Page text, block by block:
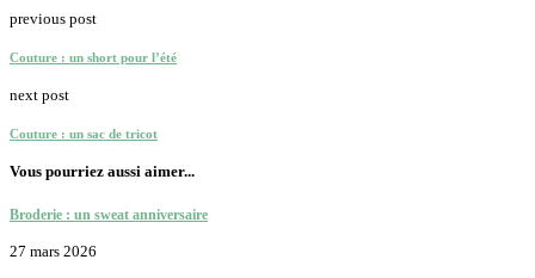
previous post
Couture : un short pour l’été
next post
Couture : un sac de tricot
Vous pourriez aussi aimer...
Broderie : un sweat anniversaire
27 mars 2026